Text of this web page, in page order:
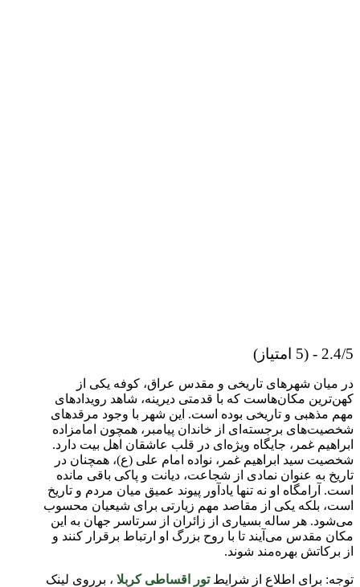
2.4/5 - (5 امتیاز)
در میان شهرهای تاریخی و مقدس عراق، کوفه یکی از
کهن‌ترین مکان‌هاست که با قدمتی دیرینه، شاهد رویدادهای
مهم مذهبی و تاریخی بوده است. این شهر با وجود مرقدهای
شخصیت‌های برجسته‌ای از خاندان پیامبر، همچون امامزاده
ابراهیم غمر، جایگاه ویژه‌ای در قلب عاشقان اهل بیت دارد.
شخصیت سید ابراهیم غمر، نواده امام علی (ع)، همچنان در
تاریخ به عنوان نمادی از شجاعت، دیانت و پاکی باقی مانده
است. آرامگاه او نه تنها یادآور پیوند عمیق میان مردم و تاریخ
است، بلکه یکی از مقاصد مهم زیارتی برای شیعیان محسوب
می‌شود. هر ساله بسیاری از زائران از سرتاسر جهان به این
مکان مقدس می‌آیند تا با روح بزرگ او ارتباط برقرار کنند و
از برکاتش بهره‌مند شوند.
توجه: برای اطلاع از شرایطتور اقساطی کربلا ، برروی لینک